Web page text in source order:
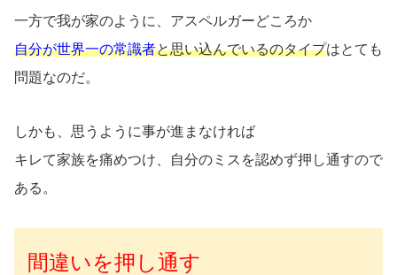
一方で我が家のように、アスペルガーどころか
自分が世界一の常識者と思い込んでいるのタイプはとても
問題なのだ。
しかも、思うように事が進まなければ
キレて家族を痛めつけ、自分のミスを認めず押し通すので
ある。
間違いを押し通す